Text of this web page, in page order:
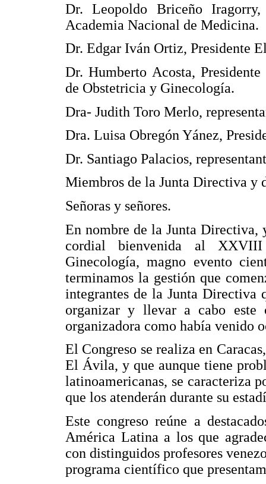
Dr. Leopoldo Briceño
Academia Nacional de Medicina.
Dr. Edgar Iván Ortiz, Presidente
Dr. Humberto Acosta,
de Obstetricia y Ginecología.
Dra- Judith Toro Merlo,
Dra. Luisa Obregón Yánez,
Dr. Santiago Palacios,
Miembros de la Junta Directiva y
Señoras y señores.
En nombre de la Junta Directiva,
cordial bienvenida al
Ginecología, magno evento
terminamos la gestión que
integrantes de la Junta Directiva
organizar y llevar a cabo este
organizadora como había venido
El Congreso se realiza en
El Ávila, y que aunque tiene
latinoamericanas, se caracteriza
que los atenderán durante su
Este congreso reúne a
América Latina a los que
con distinguidos profesores
programa científico que